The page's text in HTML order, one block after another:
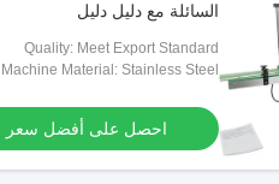
السائلة مع دليل دليل
Quality: Meet Export Standard
Machine Material: Stainless Steel
احصل على أفضل سعر